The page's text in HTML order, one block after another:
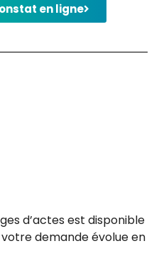
en ligne
d’actes est disponible
demande évolue en